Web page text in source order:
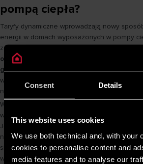
Consent Details
This website uses cookies
We use both technical and, with your
cookies to personalise content and
media features and to analyse our
pompą ciepła?
Taryfy dynamiczne wprowadzają nowy
energii w domach wyposażonych w pompy
zależność, jaka łączy bufor ciepła i taryfę
od zapotrzebowania, pompa ciepła może
godzinach najtańszej energii, a
wykorzystywane jest wtedy, gdy
najwyższe.
W praktyce oznacza to nie tylko niższe
większą efektywność energetyczną całego
Jeśli instalacja zostanie właściwie
nowoczesnym systemem sterowania, taryfa
się sposobem optymalizacji kosztów
wyposażonym w pompę ciepła.